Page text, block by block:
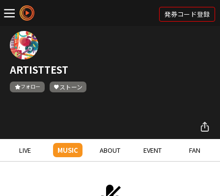
発券コード登録
ARTISTTEST
フォロー ストーン
LIVE MUSIC ABOUT EVENT FAN